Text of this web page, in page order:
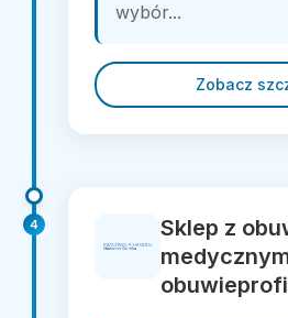
wybór...
Zobacz
4
Sklep z